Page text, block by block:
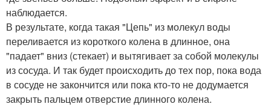
наблюдается.
В результате, когда такая "Цепь" из молекул воды
переливается из короткого колена в длинное, она
"падает" вниз (стекает) и вытягивает за собой молекулы
из сосуда. И так будет происходить до тех пор, пока вода
в сосуде не закончится или пока кто-то не додумается
закрыть пальцем отверстие длинного колена.